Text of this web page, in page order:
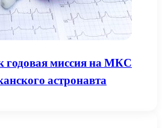
годовая миссия на МКС
астронавта